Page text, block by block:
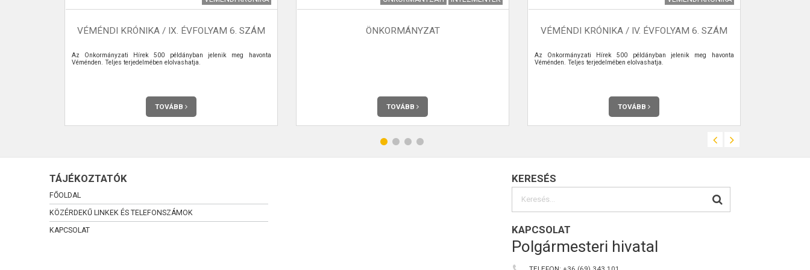
VÉMÉNDI KRÓNIKA / IX. ÉVFOLYAM 6. SZÁM
Az Önkormányzati Hírek 500 példányban jelenik meg havonta
Véménden. Teljes terjedelmében elolvashatja.
TOVÁBB
ÖNKORMÁNYZAT
TOVÁBB
VÉMÉNDI KRÓNIKA / IV. ÉVFOLYAM 6. SZÁM
Az Önkormányzati Hírek 500 példányban jelenik meg havonta
Véménden. Teljes terjedelmében elolvashatja.
TOVÁBB
TÁJÉKOZTATÓK
FŐOLDAL
KÖZÉRDEKŰ LINKEK ÉS TELEFONSZÁMOK
KAPCSOLAT
KERESÉS
KAPCSOLAT
Polgármesteri hivatal